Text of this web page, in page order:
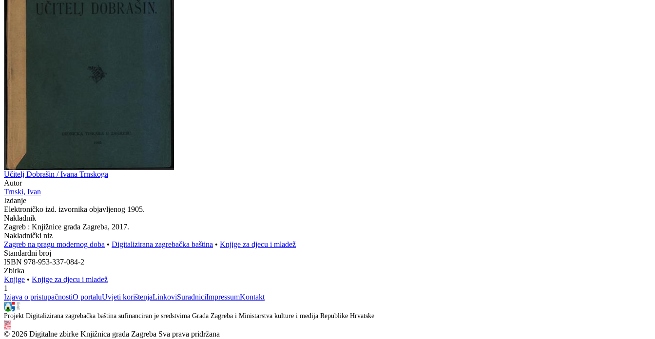
Učitelj Dobrašin / Ivana Trnskoga
Autor
Trnski, Ivan
Izdanje
Elektroničko izd. izvornika objavljenog 1905.
Nakladnik
Zagreb : Knjižnice grada Zagreba, 2017.
Nakladnički niz
Zagreb na pragu modernog doba • Digitalizirana zagrebačka baština • Knjige za djecu i mladež
Standardni broj
ISBN 978-953-337-084-2
Zbirka
Knjige • Knjige za djecu i mladež
1
Izjava o pristupačnostiO portaluUvjeti korištenjaLinkoviSuradniciImpressumKontakt
Projekt Digitalizirana zagrebačka baština sufinanciran je sredstvima Grada Zagreba i Ministarstva kulture i medija Republike Hrvatske
© 2026 Digitalne zbirke Knjižnica grada Zagreba Sva prava pridržana